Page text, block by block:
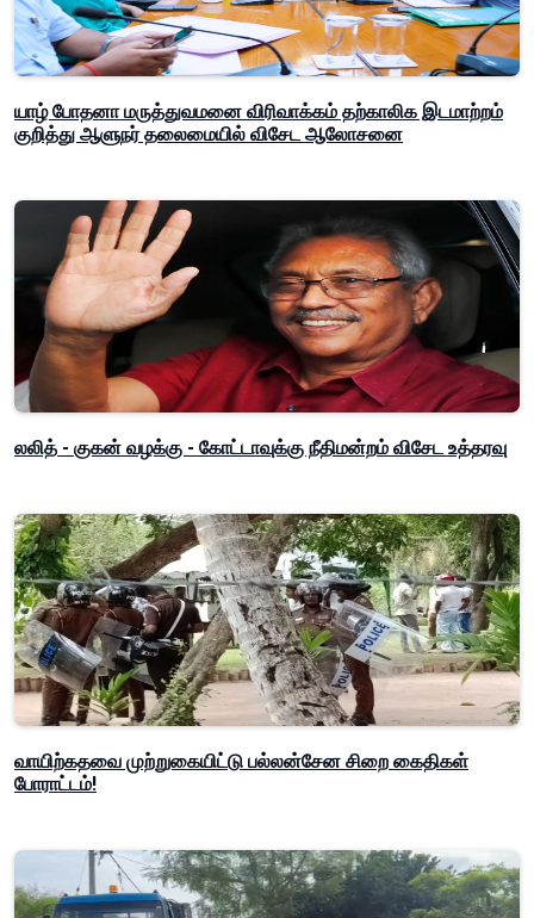
யாழ் போதனா மருத்துவமனை விரிவாக்கம் தற்காலிக இடமாற்றம்
குறித்து ஆளுநர் தலைமையில் விசேட ஆலோசனை
லலித் - குகன் வழக்கு - கோட்டாவுக்கு நீதிமன்றம் விசேட உத்தரவு
வாயிற்கதவை முற்றுகையிட்டு பல்லன்சேன சிறை கைதிகள்
போராட்டம்!